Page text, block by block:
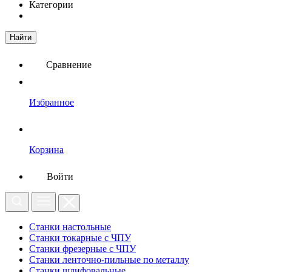
Категории
Найти
Сравнение
Избранное
Корзина
Войти
Станки настольные
Станки токарные с ЧПУ
Станки фрезерные с ЧПУ
Станки ленточно-пильные по металлу